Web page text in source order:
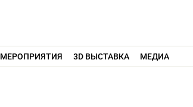
МЕРОПРИЯТИЯ 3D ВЫСТАВКА МЕДИА